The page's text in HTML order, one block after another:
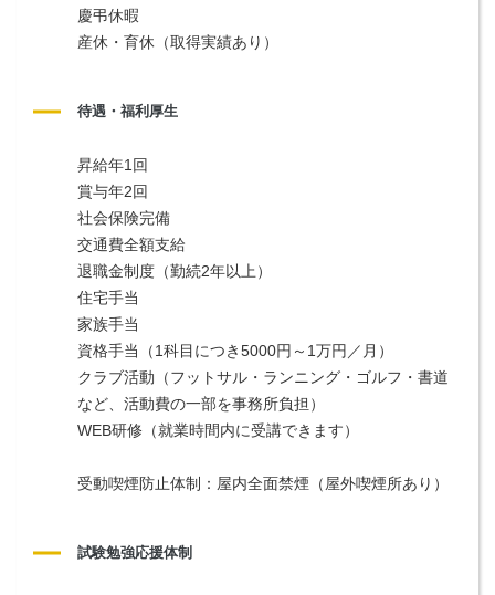
慶弔休暇
産休・育休（取得実績あり）
待遇・福利厚生
昇給年1回
賞与年2回
社会保険完備
交通費全額支給
退職金制度（勤続2年以上）
住宅手当
家族手当
資格手当（1科目につき5000円～1万円／月）
クラブ活動（フットサル・ランニング・ゴルフ・書道
など、活動費の一部を事務所負担）
WEB研修（就業時間内に受講できます）
受動喫煙防止体制：屋内全面禁煙（屋外喫煙所あり）
試験勉強応援体制